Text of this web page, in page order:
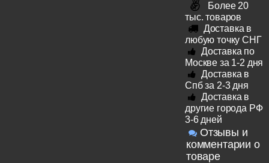
Более 20
тыс. товаров
Доставка в
любую точку СНГ
Доставка по
Москве за 1-2 дня
Доставка в
Спб за 2-3 дня
Доставка в
другие города РФ
3-6 дней
Отзывы и
комментарии о
товаре